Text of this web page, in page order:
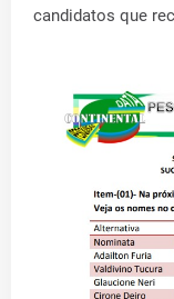
candidatos que